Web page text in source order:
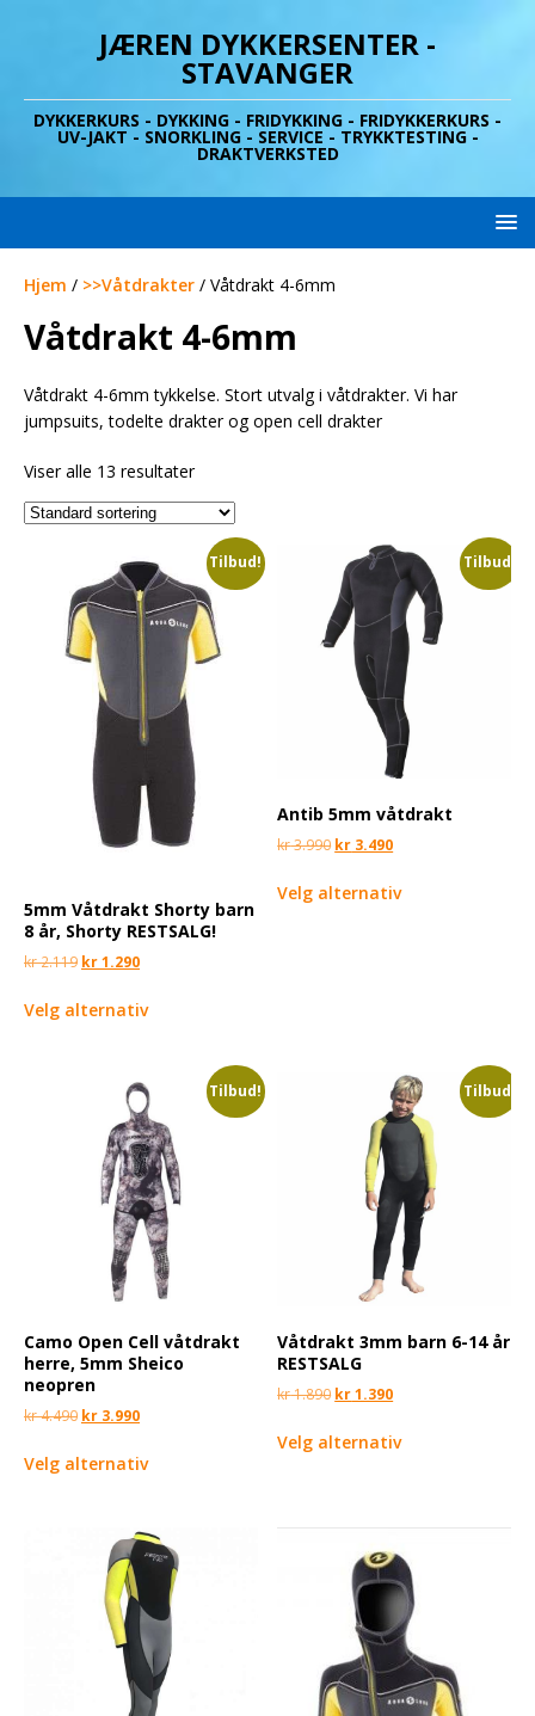
JÆREN DYKKERSENTER -
STAVANGER
DYKKERKURS - DYKKING - FRIDYKKING - FRIDYKKERKURS -
UV-JAKT - SNORKLING - SERVICE - TRYKKTESTING -
DRAKTVERKSTED
Hjem / >>Våtdrakter / Våtdrakt 4-6mm
Våtdrakt 4-6mm
Våtdrakt 4-6mm tykkelse. Stort utvalg i våtdrakter. Vi har
jumpsuits, todelte drakter og open cell drakter
Viser alle 13 resultater
Tilbud!
5mm Våtdrakt Shorty barn
8 år, Shorty RESTSALG!
kr2.119 kr1.290
Velg alternativ
Tilbud!
Antib 5mm våtdrakt
kr3.990 kr 3.490
Velg alternativ
Tilbud!
Camo Open Cell våtdrakt
herre, 5mm Sheico
neopren
kr4.490 kr 3.990
Velg alternativ
Tilbud!
Våtdrakt 3mm barn 6-14 år
RESTSALG
kr1.890 kr1.390
Velg alternativ